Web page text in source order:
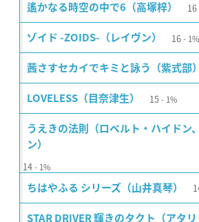
遙かなる時空の中で6（高塚梓） 16
ゾイド -ZOIDS-（レイヴン） 16 1%
茜さすセカイでキミと詠う（紫式部）
LOVELESS（目奈津生） 15 1%
うえきの法則（ロベルト・ハイドン
ン）
14 1%
ちはやふる シリーズ（山井真琴）
STAR DRIVER 輝きのタクト（アタ